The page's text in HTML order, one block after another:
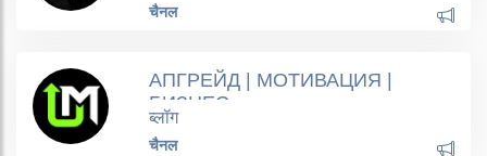
चैनल
АПГРЕЙД | МОТИВАЦИЯ |
БИЗНЕС
ब्लॉग
चैनल